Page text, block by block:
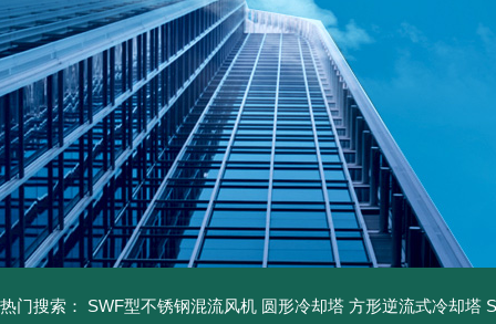
热门搜索： SWF型不锈钢混流风机 圆形冷却塔 方形逆流式冷却塔